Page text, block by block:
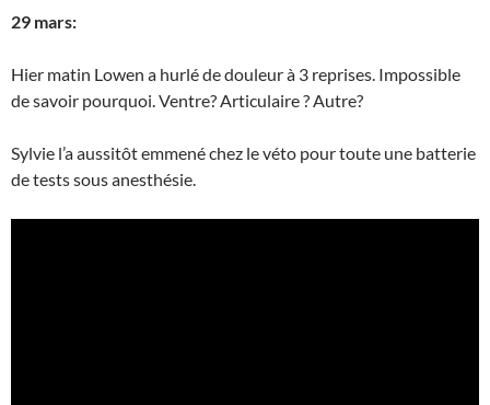
29 mars:
Hier matin Lowen a hurlé de douleur à 3 reprises. Impossible
de savoir pourquoi. Ventre? Articulaire ? Autre?
Sylvie l’a aussitôt emmené chez le véto pour toute une batterie
de tests sous anesthésie.